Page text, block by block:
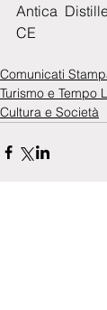
Antica
CE
Comunicati
Turismo e Tempo
Cultura e Società